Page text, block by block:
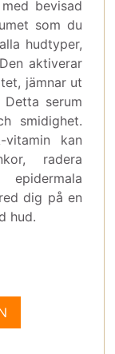
bevisad
som du
hudtyper,
aktiverar
jämnar ut
serum
smidighet.
kan
radera
dig på en
hud.